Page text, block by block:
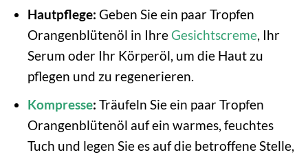
Hautpflege: Geben Sie ein paar Tropfen
Orangenblütenöl in Ihre Gesichtscreme, Ihr
Serum oder Ihr Körperöl, um die Haut zu
pflegen und zu regenerieren.
Kompresse: Träufeln Sie ein paar Tropfen
Orangenblütenöl auf ein warmes, feuchtes
Tuch und legen Sie es auf die betroffene Stelle,